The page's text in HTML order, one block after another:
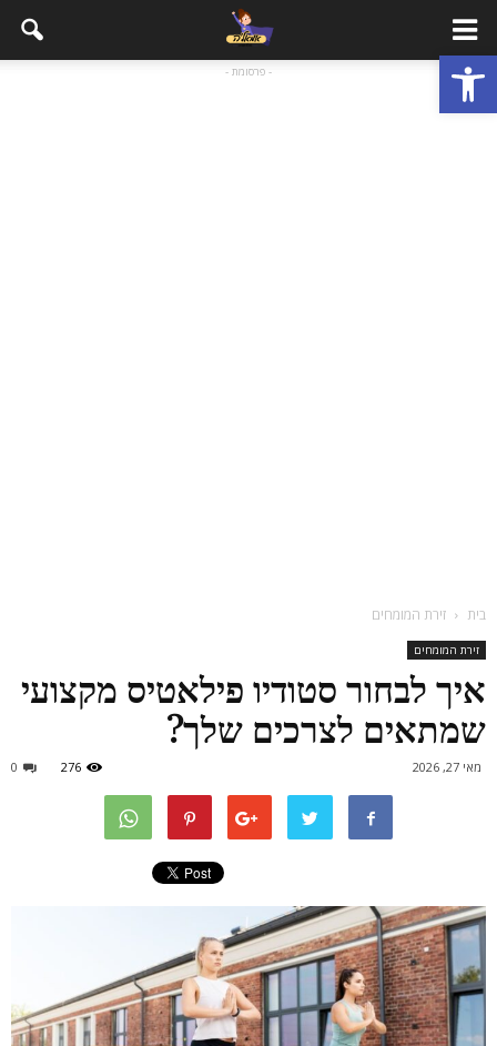
פתח סרגל נגישות - פרסומת -
בית זירת המומחים
זירת המומחים
איך לבחור סטודיו פילאטיס מקצועי
שמתאים לצרכים שלך?
מאי 27, 2026 0 276